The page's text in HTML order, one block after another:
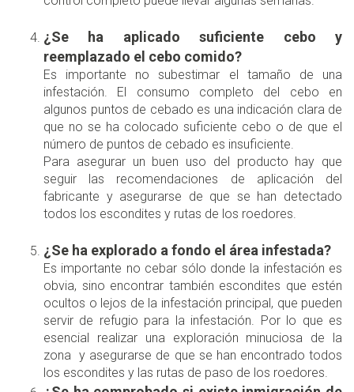
¿Se ha aplicado suficiente cebo y
reemplazado el cebo comido?
Es importante no subestimar el tamaño de una
infestación. El consumo completo del cebo en
algunos puntos de cebado es una indicación clara de
que no se ha colocado suficiente cebo o de que el
número de puntos de cebado es insuficiente.
Para asegurar un buen uso del producto hay que
seguir las recomendaciones de aplicación del
fabricante y asegurarse de que se han detectado
todos los escondites y rutas de los roedores.
¿Se ha explorado a fondo el área infestada?
Es importante no cebar sólo donde la infestación es
obvia, sino encontrar también escondites que estén
ocultos o lejos de la infestación principal, que pueden
servir de refugio para la infestación. Por lo que es
esencial realizar una exploración minuciosa de la
zona y asegurarse de que se han encontrado todos
los escondites y las rutas de paso de los roedores.